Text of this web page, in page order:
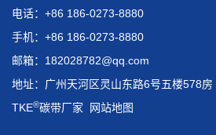
电话：+86 186-0273-8880
手机：+86 186-0273-8880
邮箱：182028782@qq.com
地址：广州天河区灵山东路6号五楼578房
TKE®碳带厂家 网站地图